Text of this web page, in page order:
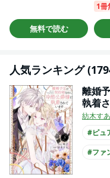
無料で読む
1冊
人気ランキング
離婚
執着
紡木すあ
#ピュ
#ファ